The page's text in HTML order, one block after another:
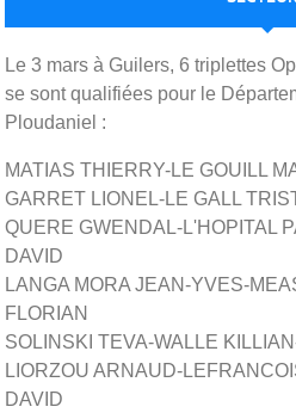
Le 3 mars à Guilers, 6 triplettes
se sont qualifiées pour le
Ploudaniel :
MATIAS THIERRY-LE GOUILL
GARRET LIONEL-LE GALL
QUERE GWENDAL-L'HOPITAL
DAVID
LANGA MORA JEAN-YVES-
FLORIAN
SOLINSKI TEVA-WALLE
LIORZOU ARNAUD-
DAVID